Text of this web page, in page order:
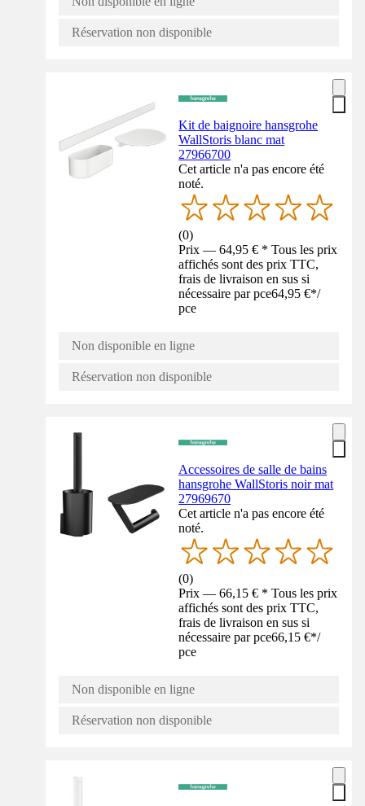
Réservation non disponible
Kit de baignoire hansgrohe
WallStoris blanc mat
27966700
Cet article n'a pas encore été
noté.
(0)
Prix — 64,95 € * Tous les prix
affichés sont des prix TTC,
frais de livraison en sus si
nécessaire par pce64,95 €*/
pce
Non disponible en ligne
Réservation non disponible
Accessoires de salle de bains
hansgrohe WallStoris noir mat
27969670
Cet article n'a pas encore été
noté.
(0)
Prix — 66,15 € * Tous les prix
affichés sont des prix TTC,
frais de livraison en sus si
nécessaire par pce66,15 €*/
pce
Non disponible en ligne
Réservation non disponible